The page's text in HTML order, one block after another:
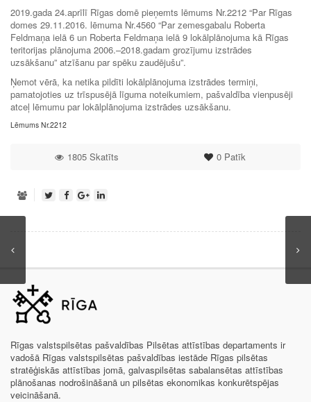
2019.gada 24.aprīlī Rīgas domē pieņemts lēmums Nr.2212 “Par Rīgas
domes 29.11.2016. lēmuma Nr.4560 “Par zemesgabalu Roberta
Feldmaņa ielā 6 un Roberta Feldmaņa ielā 9 lokālplānojuma kā Rīgas
teritorijas plānojuma 2006.–2018.gadam grozījumu izstrādes
uzsākšanu” atzīšanu par spēku zaudējušu”.
Ņemot vērā, ka netika pildīti lokālplānojuma izstrādes termiņi,
pamatojoties uz trīspusējā līguma noteikumiem, pašvaldība vienpusēji
atceļ lēmumu par lokālplānojuma izstrādes uzsākšanu.
Lēmums Nr.2212
0Patīk
1805 Skatīts
Rīgas valstspilsētas pašvaldības Pilsētas attīstības departaments ir
vadošā Rīgas valstspilsētas pašvaldības iestāde Rīgas pilsētas
stratēģiskās attīstības jomā, galvaspilsētas sabalansētas attīstības
plānošanas nodrošināšanā un pilsētas ekonomikas konkurētspējas
veicināšanā.